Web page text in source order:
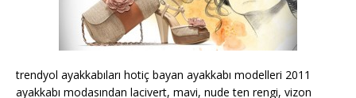
trendyol ayakkabıları hotiç bayan ayakkabı modelleri 2011
ayakkabı modasından lacivert, mavi, nude ten rengi, vizon